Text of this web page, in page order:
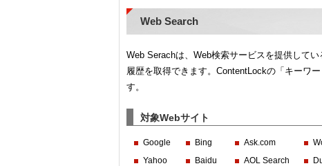
Web Search
Web Serachは、Web検索サービスを提供して
履歴を取得できます。ContentLockの「キーワ
す。
対象Webサイト
Google
Yahoo
Bing
Baidu
Ask.com
AOL Search